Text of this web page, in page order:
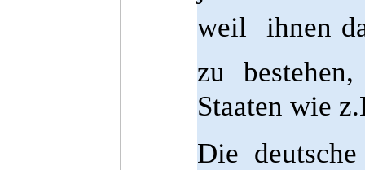
weil ihnen
zu
Staaten wie
Die